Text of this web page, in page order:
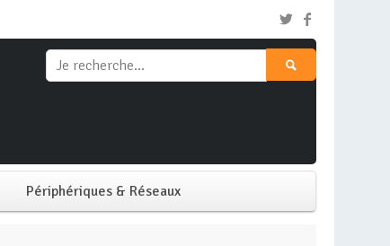
Périphériques & Réseaux